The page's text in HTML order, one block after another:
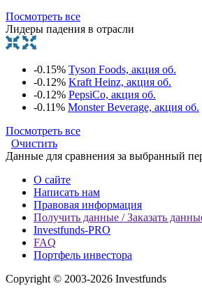
Посмотреть все
Лидеры падения в отрасли
-0.15% Tyson Foods, акция об.
-0.12% Kraft Heinz, акция об.
-0.12% PepsiCo, акция об.
-0.11% Monster Beverage, акция об.
Посмотреть все
Очистить
Данные для сравнения за выбранный
О сайте
Написать нам
Правовая информация
Получить данные / Заказать
Investfunds-PRO
FAQ
Портфель инвестора
Copyright © 2003-2026 Investfunds